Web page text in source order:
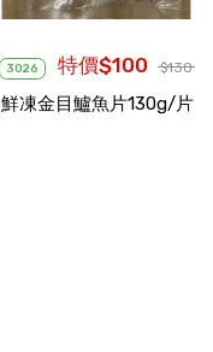
3026 特價$100 $130
鮮凍金目鱸魚片130g/片